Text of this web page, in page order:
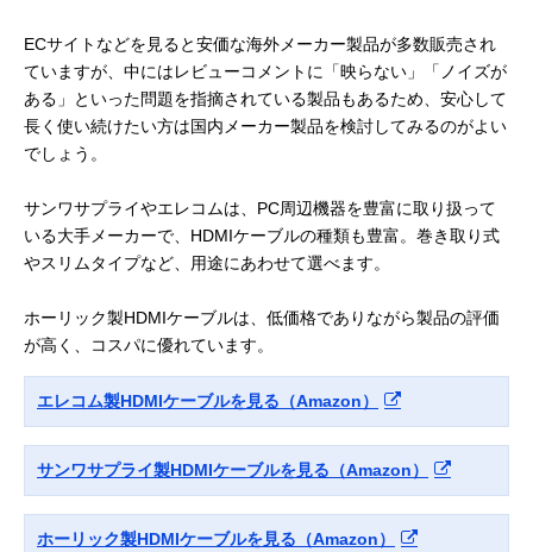
ECサイトなどを見ると安価な海外メーカー製品が多数販売され
ていますが、中にはレビューコメントに「映らない」「ノイズが
ある」といった問題を指摘されている製品もあるため、安心して
長く使い続けたい方は国内メーカー製品を検討してみるのがよい
でしょう。
サンワサプライやエレコムは、PC周辺機器を豊富に取り扱って
いる大手メーカーで、HDMIケーブルの種類も豊富。巻き取り式
やスリムタイプなど、用途にあわせて選べます。
ホーリック製HDMIケーブルは、低価格でありながら製品の評価
が高く、コスパに優れています。
エレコム製HDMIケーブルを見る（Amazon）
サンワサプライ製HDMIケーブルを見る（Amazon）
ホーリック製HDMIケーブルを見る（Amazon）